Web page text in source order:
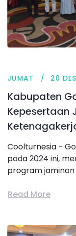
JUMAT 20
Kabupaten
Kepesertaan
Coolturnesia -
pada 2024 ini,
program jaminan
Read More